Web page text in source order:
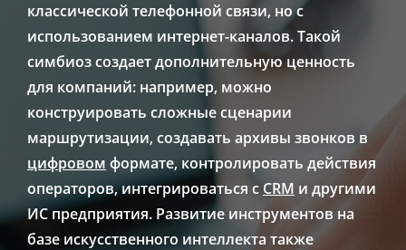
классической телефонной связи, но с
использованием интернет-каналов. Такой
симбиоз создает дополнительную ценность
для компаний: например, можно
конструировать сложные сценарии
маршрутизации, создавать архивы звонков в
цифровом формате, контролировать действия
операторов, интегрироваться с CRM и другими
ИС предприятия. Развитие инструментов на
базе искусственного интеллекта также